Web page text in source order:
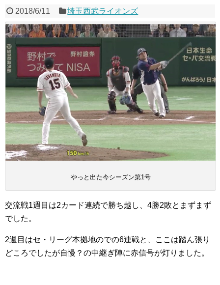
2018/6/11 埼玉西武ライオンズ
やっと出た今シーズン第1号
交流戦1週目は2カード連続で勝ち越し、4勝2敗とまずまず
でした。
2週目はセ・リーグ本拠地のでの6連戦と、ここは踏ん張り
どころでしたが自慢？の中継ぎ陣に赤信号が灯りました。